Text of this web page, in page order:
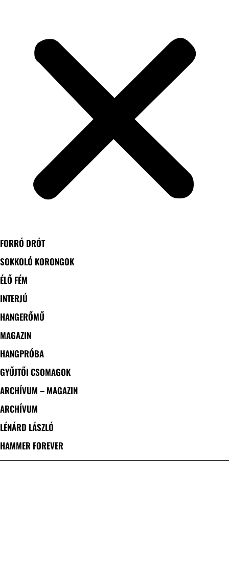
FORRÓ DRÓT
SOKKOLÓ KORONGOK
ÉLŐ FÉM
INTERJÚ
HANGERŐMŰ
MAGAZIN
HANGPRÓBA
GYŰJTŐI CSOMAGOK
ARCHÍVUM – MAGAZIN
ARCHÍVUM
LÉNÁRD LÁSZLÓ
HAMMER FOREVER